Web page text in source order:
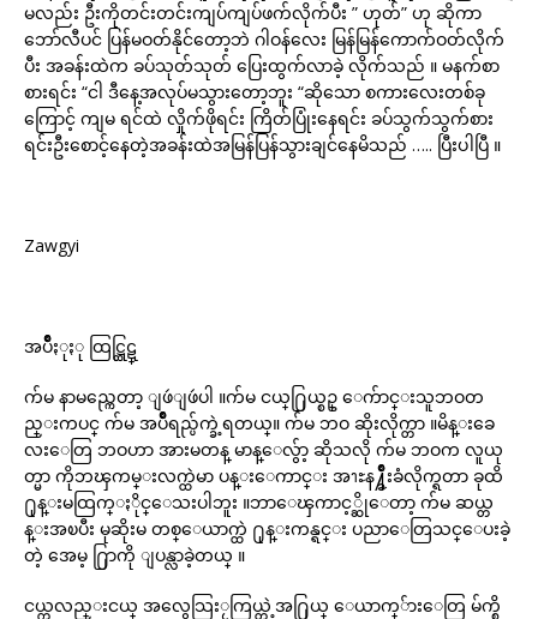
မလည်း ဦးကိုတင်းတင်းကျပ်ကျပ်ဖက်လိုက်ပီး ” ဟုတ်” ဟု ‌ဆိုကာ
ဘော်လီပင် ပြန်မဝတ်နိုင်တော့ဘဲ ဂါဝန်လေး မြန်မြန်ကောက်ဝတ်လိုက်
ပီး အခန်းထဲက ခပ်သုတ်သုတ် ပြေးထွက်လာခဲ့ လိုက်သည် ။ မနက်စာ
စားရင်း “ငါ ဒီနေ့အလုပ်မသွားတော့ဘူး “ဆိုသော စကားလေးတစ်ခု
ကြောင့် ကျမ ရင်ထဲ လှိုက်ဖိုရင်း ကြိတ်ပြုံးနေရင်း ခပ်သွက်သွက်စား
ရင်းဦးစောင့်နေတဲ့အခန်းထဲအမြန်ပြန်သွားချင်‌နေမိသည် ….. ပြီးပါပြီ ။
Zawgyi
အပ်ိဳႏုႏု ထြဋ္ထြဋ္
က်မ နာမည္ကေတာ့ ျဖဴျဖဴပါ ။က်မ ငယ္႐ြယ္စဥ္ ေက်ာင္းသူဘဝတ
ည္းကပင္ က်မ အပ်ိဳရည္ပ်က္ခဲ့ရတယ္။ က်မ ဘဝ ဆိုးလိုက္တာ ။မိန္းခေ
လးေတြ ဘဝဟာ အားမတန္ မာန္ေလွ်ာ့ ဆိုသလို က်မ ဘဝက လူယု
တ္မာ ကိုဘၾကမ္းလက္ထဲမာ ပန္းေကာင္း အၫႊန႔္ခ်ိဳးခံလိုက္ရတာ ခုထိ
႐ုန္းမထြက္ႏိုင္ေသးပါဘူး ။ဘာေၾကာင့္ဆိုေတာ့ က်မ ဆယ္တ
န္းအၿပီး မုဆိုးမ တစ္ေယာက္ထဲ ႐ုန္းကန္ရင္း ပညာေတြသင္ေပးခဲ့
တဲ့ အေမ့ ႐ြာကို ျပန္လာခဲ့တယ္ ။
ငယ္ကလည္းငယ္ အလွေသြးႂကြယ္တဲ့အ႐ြယ္ ေယာက္်ားေတြ မ်က္စိ